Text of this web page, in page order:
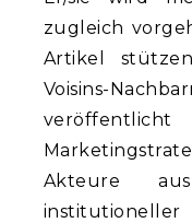
zugleich
Artikel
Voisins-
Akteure